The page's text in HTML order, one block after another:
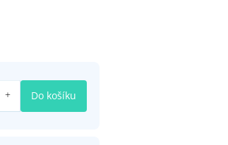
Do košíku